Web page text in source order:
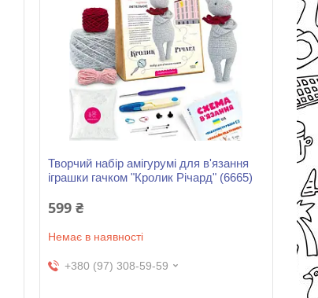
Творчий набір амігурумі для в'язання
іграшки гачком "Кролик Річард" (6665)
599 ₴
Немає в наявності
+380 (97) 308-59-59